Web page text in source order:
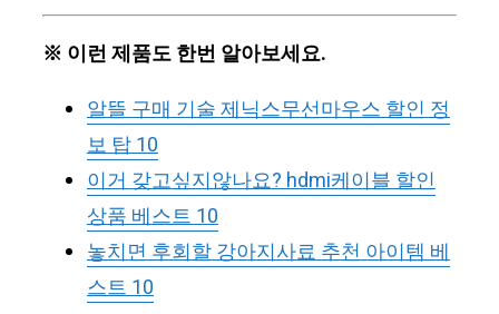
※ 이런 제품도 한번 알아보세요.
알뜰 구매 기술 제닉스무선마우스 할인 정
보 탑 10
이거 갖고싶지않나요? hdmi케이블 할인
상품 베스트 10
놓치면 후회할 강아지사료 추천 아이템 베
스트 10